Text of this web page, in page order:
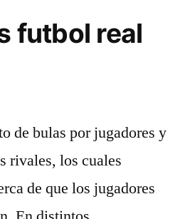
futbol real
de bulas por jugadores y
rivales, los cuales
de que los jugadores